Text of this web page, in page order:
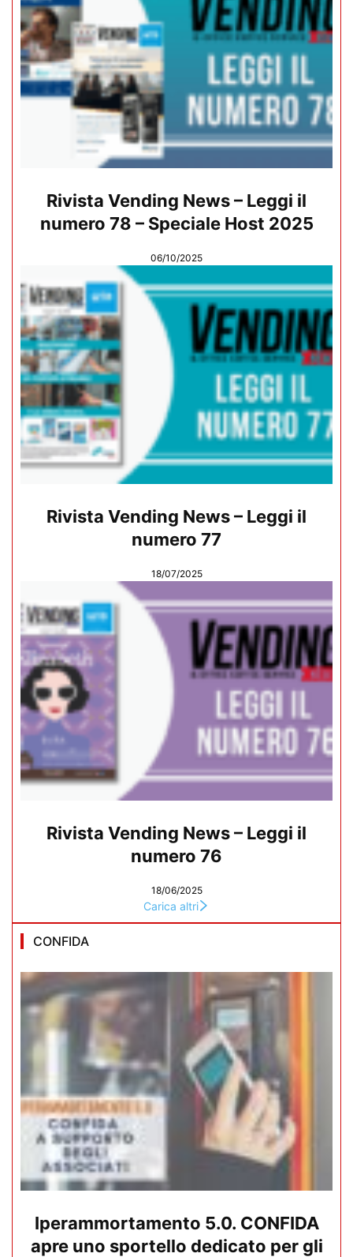
Rivista Vending News – Leggi il
numero 78 – Speciale Host 2025
06/10/2025
Rivista Vending News – Leggi il
numero 77
18/07/2025
Rivista Vending News – Leggi il
numero 76
18/06/2025
Carica altri
CONFIDA
Iperammortamento 5.0. CONFIDA
apre uno sportello dedicato per gli